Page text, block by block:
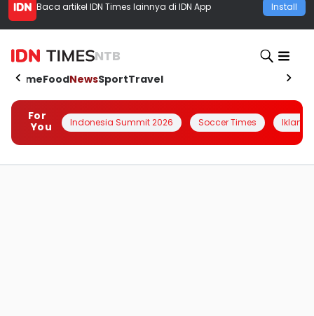
Baca artikel IDN Times lainnya di IDN App Install
NTB
HomeFoodNewsSportTravel
For
You
Indonesia Summit 2026 Soccer Times Iklanin